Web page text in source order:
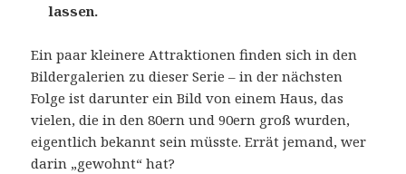
lassen.
Ein paar kleinere Attraktionen finden sich in den
Bildergalerien zu dieser Serie – in der nächsten
Folge ist darunter ein Bild von einem Haus, das
vielen, die in den 80ern und 90ern groß wurden,
eigentlich bekannt sein müsste. Errät jemand, wer
darin „gewohnt“ hat?